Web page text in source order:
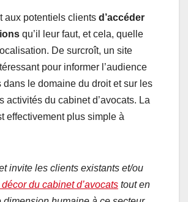
aux potentiels clients d’accéder
qu’il leur faut, et cela, quelle
De surcroît, un site
pour informer l’audience
dans le domaine du droit et sur les
activités du cabinet d’avocats. La
effectivement plus simple à
invite les clients existants et/ou
du cabinet d’avocats tout en